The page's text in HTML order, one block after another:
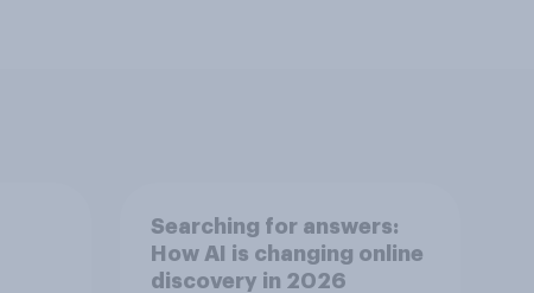
Searching for answers:
How AI is changing online
discovery in 2026